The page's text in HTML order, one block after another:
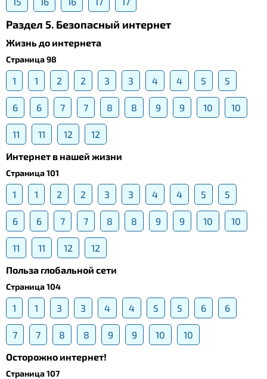
Раздел 5. Безопасный интернет
Жизнь до интернета
Страница 98
1 1 2 2 3 3 4 4 5 5
6 6 7 7 8 8 9 9 10 10
11 11 12
12
Интернет в нашей жизни
Страница 101
1 1 2 2 3 3 4 4 5 5
6 6 7 7 8 8 9 9 10 10
11 11 12
12
Польза глобальной сети
Страница 104
1 1 3 3 4 4 5 5 6 6
7 7 8 8 9 9 10
10
Осторожно интернет!
Страница 107